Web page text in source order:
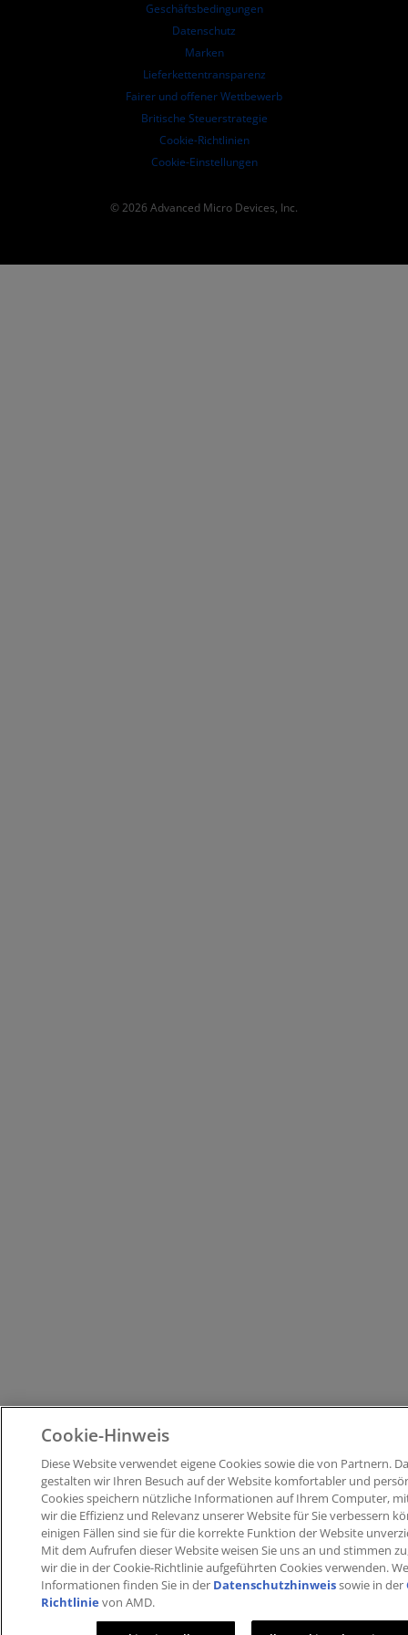
Führungs-Dokumentation
Geschäftsbedingungen​
Datenschutz
Marken
Lieferkettentransparenz
Fairer und offener Wettbewerb
Britische Steuerstrategie
Cookie-Richtlinien
Cookie-Einstellungen
© 2026 Advanced Micro Devices, Inc.
Cookie-Hinweis
Diese Website verwendet eigene Cookies sowie die von Partnern​.
gestalten wir Ihren Besuch auf der Website komfortabler und
Cookies speichern nützliche Informationen auf Ihrem Computer,
wir die Effizienz und Relevanz unserer Website für Sie verbessern
einigen Fällen sind sie für die korrekte Funktion der Website
Mit dem Aufrufen dieser Website weisen Sie uns an und stimmen
wir die in der Cookie-Richtlinie aufgeführten Cookies verwenden​.
Informationen finden Sie in der Datenschutzhinweissowie in der
Richtlinievon AMD.